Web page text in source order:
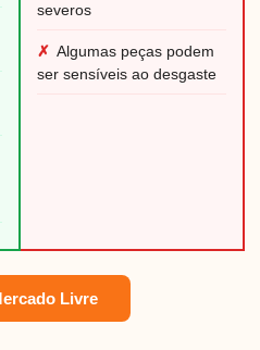
severos
✗ Algumas peças podem
ser sensíveis ao desgaste
Livre